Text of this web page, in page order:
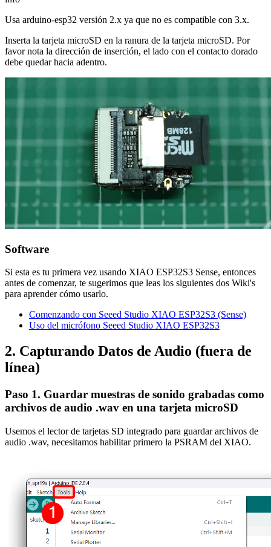
Usa arduino-esp32 versión 2.x ya que no es compatible con 3.x.
Inserta la tarjeta microSD en la ranura de la tarjeta microSD. Por
favor nota la dirección de inserción, el lado con el contacto dorado
debe quedar hacia adentro.
Software
Si esta es tu primera vez usando XIAO ESP32S3 Sense, entonces
antes de comenzar, te sugerimos que leas los siguientes dos Wiki's
para aprender cómo usarlo.
Comenzando con Seeed Studio XIAO ESP32S3 (Sense)
Uso del micrófono Seeed Studio XIAO ESP32S3
2. Capturando Datos de Audio (fuera de
línea)
Paso 1. Guardar muestras de sonido grabadas como
archivos de audio .wav en una tarjeta microSD
Usemos el lector de tarjetas SD integrado para guardar archivos de
audio .wav, necesitamos habilitar primero la PSRAM del XIAO.